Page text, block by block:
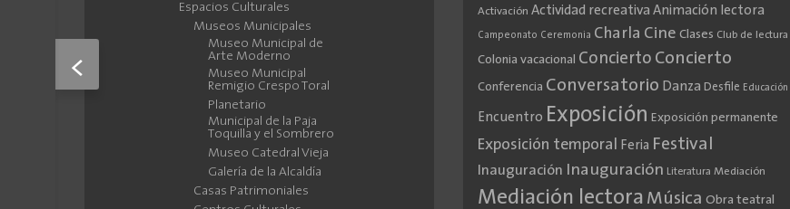
<
Espacios Culturales
Museos Municipales
Museo Municipal de
Arte Moderno
Museo Municipal
Remigio Crespo Toral
Planetario
Municipal de la Paja
Toquilla y el Sombrero
Museo Catedral Vieja
Galería de la Alcaldía
Casas Patrimoniales
Activación Actividad recreativa Animación lectora
Campeonato Ceremonia Charla Cine Clases Club de lectura
Colonia vacacional Concierto Concierto
Conferencia Conversatorio Danza Desfile Educación
Encuentro Exposición Exposición permanente
Exposición temporal Feria Festival
Inauguración Inauguración Literatura Mediación
Mediación lectora Música Obra teatral